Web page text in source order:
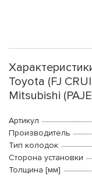
Toyota (FJ
Mitsubishi
Артикул
Производитель
Тип колодок
Сторона установки
Толщина [мм]